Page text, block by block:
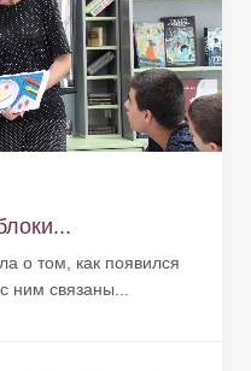
о том, как появился
ним связаны...